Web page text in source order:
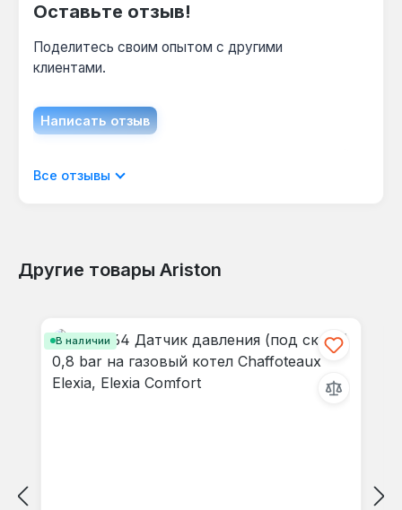
Оставьте отзыв!
Поделитесь своим опытом с другими
клиентами.
Написать отзыв
Отображать отзывы только на текущем
Все отзывы
Другие товары Ariston
В наличии